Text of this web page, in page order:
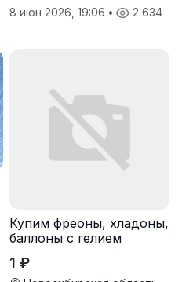
8 июн 2026, 19:06 • 2 634
Купим фреоны, хладоны,
баллоны с гелием
1 ₽